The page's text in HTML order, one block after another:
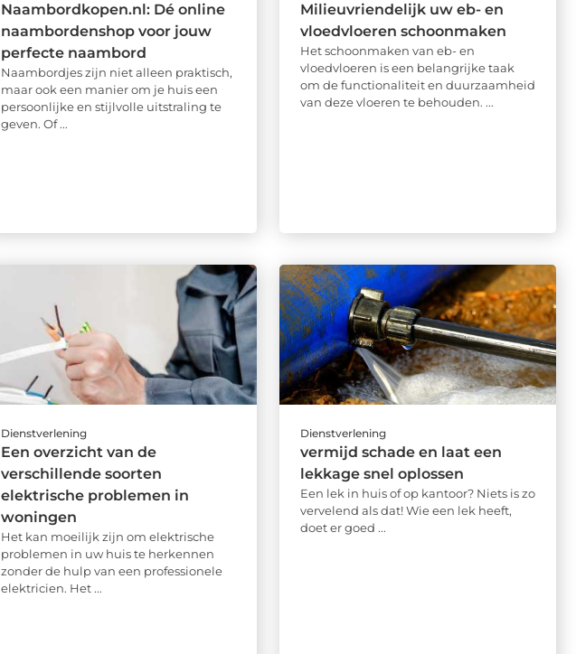
Naambordkopen.nl: Dé online
naambordenshop voor jouw
perfecte naambord
Naambordjes zijn niet alleen praktisch,
maar ook een manier om je huis een
persoonlijke en stijlvolle uitstraling te
geven. Of ...
Milieuvriendelijk uw eb- en
vloedvloeren schoonmaken
Het schoonmaken van eb- en
vloedvloeren is een belangrijke taak
om de functionaliteit en duurzaamheid
van deze vloeren te behouden. ...
Dienstverlening
Een overzicht van de
verschillende soorten
elektrische problemen in
woningen
Het kan moeilijk zijn om elektrische
problemen in uw huis te herkennen
zonder de hulp van een professionele
elektricien. Het ...
Dienstverlening
vermijd schade en laat een
lekkage snel oplossen
Een lek in huis of op kantoor? Niets is zo
vervelend als dat! Wie een lek heeft,
doet er goed ...